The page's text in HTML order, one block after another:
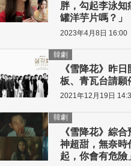
胖，勾起李泳知
罐洋芋片嗎？」
2023年4月8日 16:00
《雪降花》昨
板、青瓦台請願
韓劇
2021年12月19日
《雪降花》綜
神超甜，無奈時
起，你會有危險
韓劇